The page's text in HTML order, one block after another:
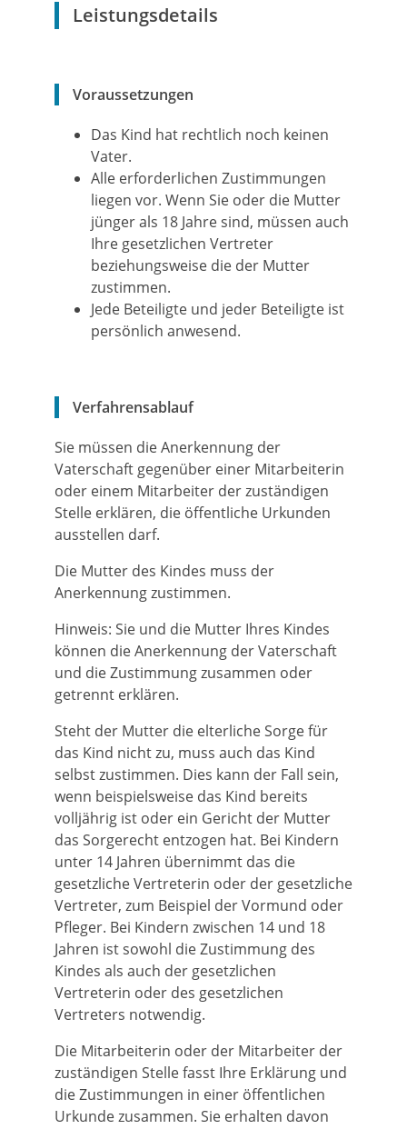
Leistungsdetails
Voraussetzungen
Das Kind hat rechtlich noch keinen
Vater.
Alle erforderlichen Zustimmungen
liegen vor. Wenn Sie oder die Mutter
jünger als 18 Jahre sind, müssen auch
Ihre gesetzlichen Vertreter
beziehungsweise die der Mutter
zustimmen.
Jede Beteiligte und jeder Beteiligte ist
persönlich anwesend.
Verfahrensablauf
Sie müssen die Anerkennung der
Vaterschaft gegenüber einer Mitarbeiterin
oder einem Mitarbeiter der zuständigen
Stelle erklären, die öffentliche Urkunden
ausstellen darf.
Die Mutter des Kindes muss der
Anerkennung zustimmen.
Hinweis: Sie und die Mutter Ihres Kindes
können die Anerkennung der Vaterschaft
und die Zustimmung zusammen oder
getrennt erklären.
Steht der Mutter die elterliche Sorge für
das Kind nicht zu, muss auch das Kind
selbst zustimmen. Dies kann der Fall sein,
wenn beispielsweise das Kind bereits
volljährig ist oder ein Gericht der Mutter
das Sorgerecht entzogen hat. Bei Kindern
unter 14 Jahren übernimmt das die
gesetzliche Vertreterin oder der gesetzliche
Vertreter, zum Beispiel der Vormund oder
Pfleger. Bei Kindern zwischen 14 und 18
Jahren ist sowohl die Zustimmung des
Kindes als auch der gesetzlichen
Vertreterin oder des gesetzlichen
Vertreters notwendig.
Die Mitarbeiterin oder der Mitarbeiter der
zuständigen Stelle fasst Ihre Erklärung und
die Zustimmungen in einer öffentlichen
Urkunde zusammen. Sie erhalten davon